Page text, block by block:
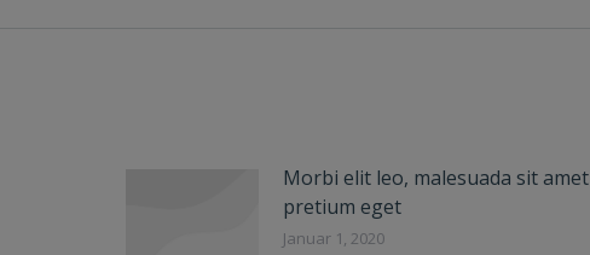
Morbi elit leo, malesuada sit amet
pretium eget
Januar 1, 2020